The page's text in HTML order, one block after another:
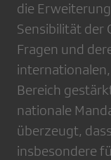
die
Sensibilität der
Fragen und
Bereich
nationale
überzeugt,
insbesondere